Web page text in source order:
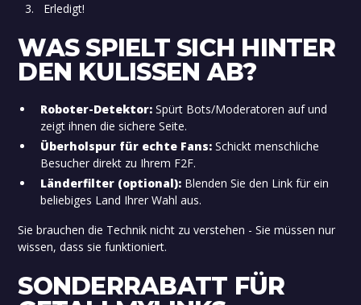
Erledigt!
WAS SPIELT SICH HINTER
DEN KULISSEN AB?
Roboter-Detektor: Spürt Bots/Moderatoren auf und
zeigt ihnen die sichere Seite.
Überholspur für echte Fans: Schickt menschliche
Besucher direkt zu Ihrem F2F.
Länderfilter (optional): Blenden Sie den Link für ein
beliebiges Land Ihrer Wahl aus.
Sie brauchen die Technik nicht zu verstehen - Sie müssen nur
wissen, dass sie funktioniert.
SONDERRABATT FÜR